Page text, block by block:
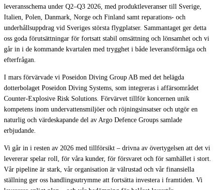
leveransschema under Q2–Q3 2026, med produktleveranser till Sverige,
Italien, Polen, Danmark, Norge och Finland samt reparations- och
underhållsuppdrag vid Sveriges största flygplatser. Sammantaget ger detta
oss goda förutsättningar för fortsatt stabil omsättning och lönsamhet och vi
går in i de kommande kvartalen med trygghet i både leveransförmåga och
efterfrågan.
I mars förvärvade vi Poseidon Diving Group AB med det helägda
dotterbolaget Poseidon Diving Systems, som integreras i affärsområdet
Counter-Explosive Risk Solutions. Förvärvet tillför koncernen unik
kompetens inom undervattensmiljöer och röjningsinsatser och utgör en
naturlig och värdeskapande del av Argo Defence Groups samlade
erbjudande.
Vi går in i resten av 2026 med tillförsikt – drivna av övertygelsen att det vi
levererar spelar roll, för våra kunder, för försvaret och för samhället i stort.
Vår pipeline är stark, vår organisation är välrustad och vår finansiella
ställning ger oss handlingsutrymme att fortsätta investera i framtiden. Vi